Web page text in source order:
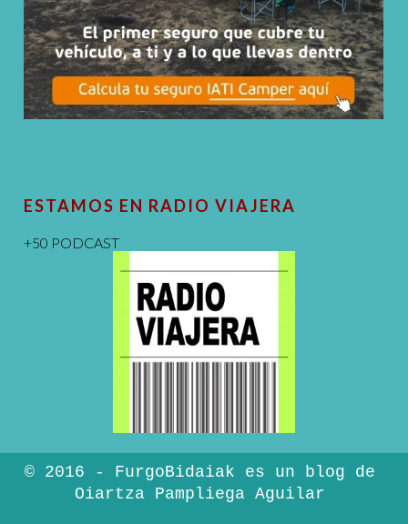
ESTAMOS EN RADIO VIAJERA
+50 PODCAST
© 2016 - FurgoBidaiak es un blog de
Oiartza Pampliega Aguilar